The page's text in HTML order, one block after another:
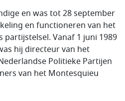
en was tot 28 september
en functioneren van het
partijstelsel. Vanaf 1 juni 1989
hij directeur van het
Politieke Partijen
van het Montesquieu